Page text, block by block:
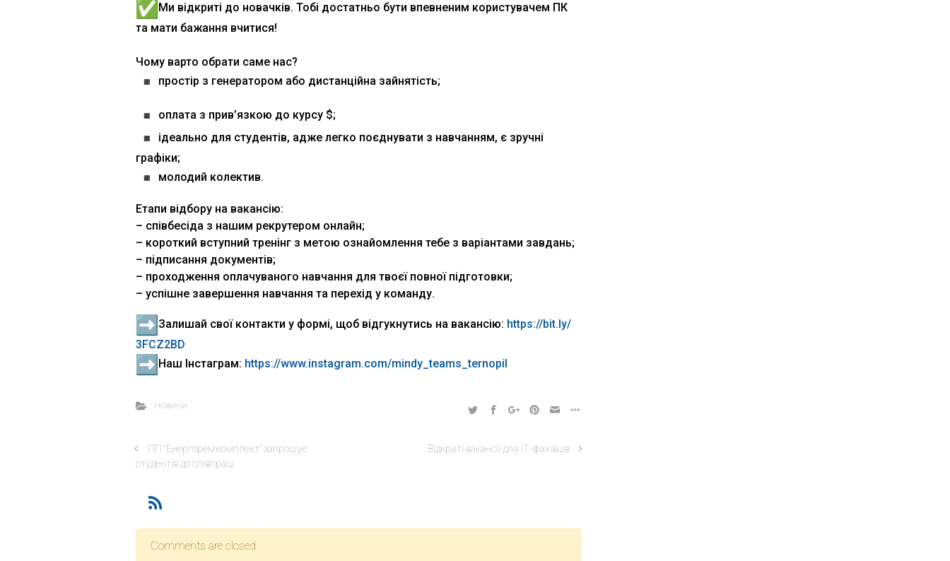
Ми відкриті до новачків. Тобі достатньо бути впевненим користувачем ПК
та мати бажання вчитися!
Чому варто обрати саме нас?
простір з генератором або дистанційна зайнятість;
оплата з прив’язкою до курсу $;
ідеально для студентів, адже легко поєднувати з навчанням, є зручні
графіки;
молодий колектив.
Етапи відбору на вакансію:
– співбесіда з нашим рекрутером онлайн;
– короткий вступний тренінг з метою ознайомлення тебе з варіантами завдань;
– підписання документів;
– проходження оплачуваного навчання для твоєї повної підготовки;
– успішне завершення навчання та перехід у команду.
Залишай свої контакти у формі, щоб відгукнутись на вакансію: https://bit.ly/
3FCZ2BD
Наш Інстаграм: https://www.instagram.com/mindy_teams_ternopil
Новини
ПП “Енергоремкомплект” запрошує
студентів до співпраці
Відкриті вакансії для ІТ-фахівців
Comments are closed